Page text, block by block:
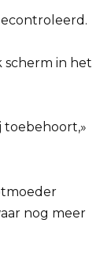
scherm in het
toebehoort,»
nog meer